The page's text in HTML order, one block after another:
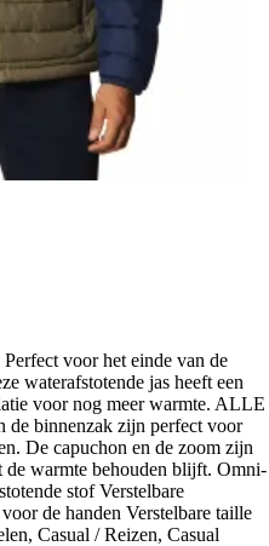
voor het einde van de
waterafstotende jas heeft een
voor nog meer warmte. ALLE
binnenzak zijn perfect voor
De capuchon en de zoom zijn
de warmte behouden blijft. Omni-
stof Verstelbare
de handen Verstelbare taille
Casual / Reizen, Casual